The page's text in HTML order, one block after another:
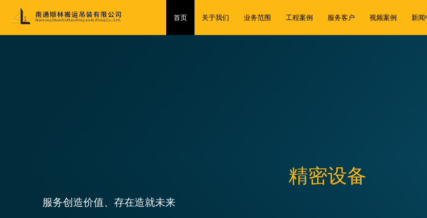
首页 关于我们 业务范围 工程案例 服务客户 视频案例 新闻
精密设备
服务创造价值、存在造就未来